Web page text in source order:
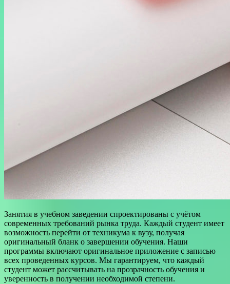
Занятия в учебном заведении спроектированы с учётом
современных требований рынка труда. Каждый студент имеет
возможность перейти от техникума к вузу, получая
оригинальный бланк о завершении обучения. Наши
программы включают оригинальное приложение с записью
всех проведенных курсов. Мы гарантируем, что каждый
студент может рассчитывать на прозрачность обучения и
уверенность в получении необходимой степени.